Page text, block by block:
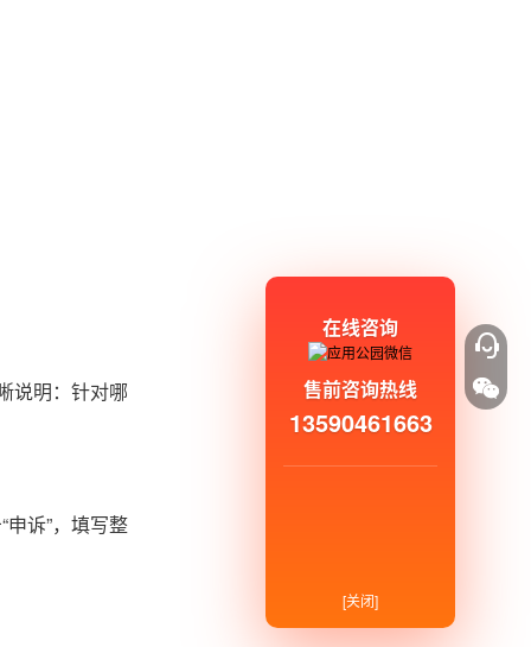
说明：针对哪
诉”，填写整
在线咨询
售前咨询热线
13590461663
[关闭]